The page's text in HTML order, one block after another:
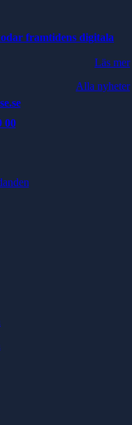
framtidens digitala
Läs mer
Alla nyheter
00